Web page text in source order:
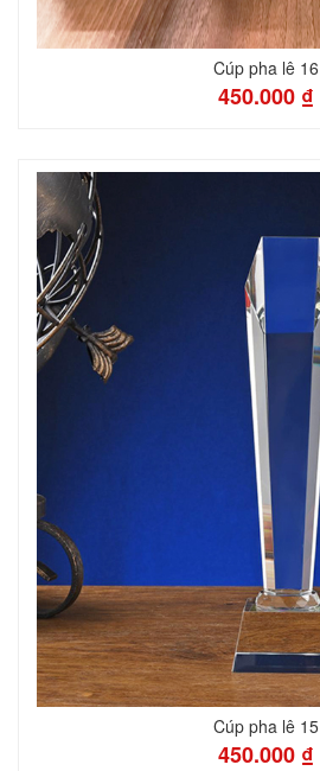
Cúp pha lê 16
450.000 ₫
Cúp pha lê 15
450.000 ₫